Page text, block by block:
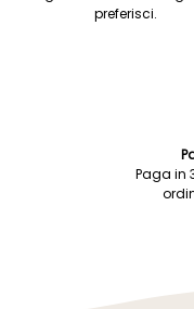
preferisci.
Paga in